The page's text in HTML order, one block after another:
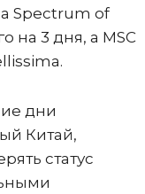
Spectrum of
на 3 дня, а MSC
дни
Китай,
статус